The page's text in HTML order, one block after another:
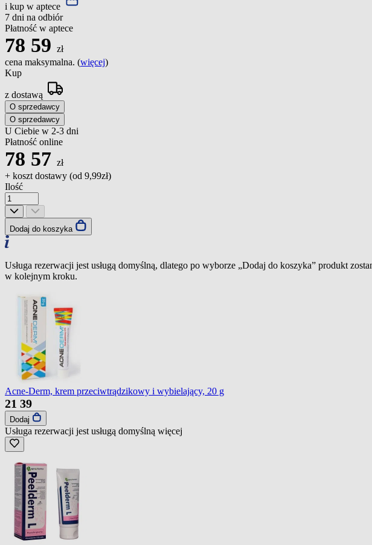
i kup w aptece
7 dni na odbiór
Płatność w aptece
78 59 zł
cena maksymalna. (więcej)
Kup
z dostawą
O sprzedawcy
O sprzedawcy
U Ciebie w 2-3 dni
Płatność online
78 57 zł
+ koszt dostawy (od 9,99zł)
Ilość
Dodaj do koszyka
Usługa rezerwacji jest usługą domyślną, dlatego po wyborze „Dodaj do koszyka” produkt
w kolejnym kroku.
Acne-Derm, krem przeciwtrądzikowy i wybielający, 20 g
21 39
Dodaj
Usługa rezerwacji jest usługą domyślną więcej